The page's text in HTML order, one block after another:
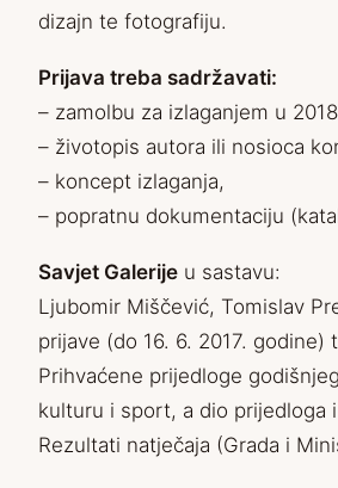
dizajn te fotografiju.
Prijava treba sadržavati:
– zamolbu za izlaganjem u
– životopis autora ili nosioca
– koncept izlaganja,
– popratnu dokumentaciju
Savjet Galerije u sastavu:
Ljubomir Miščević, Tomislav
prijave (do 16. 6. 2017.
Prihvaćene prijedloge
kulturu i sport, a dio prijedloga
Rezultati natječaja (Grada i